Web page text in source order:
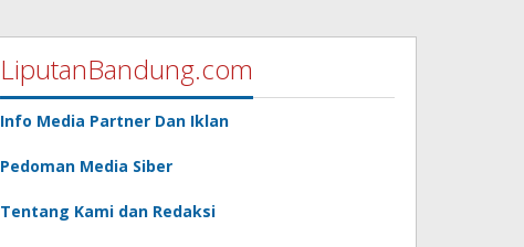
LiputanBandung.com
Info Media Partner Dan Iklan
Pedoman Media Siber
Tentang Kami dan Redaksi